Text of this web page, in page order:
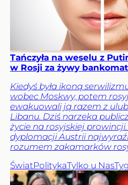
Tańczyła na weselu z
w Rosji za żywy bankomat
Kiedyś była ikoną
wobec Moskwy, potem
ewakuowali ją razem z
Libanu. Dziś narzeka
życie na rosyjskiej
dyplomacji Austrii
rozumem zakamarków
ŚwiatPolitykaTylko u Nas